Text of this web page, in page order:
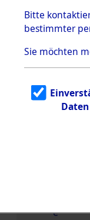
5.3.1
zu
en
5.3.2
g
5.3.3
e
Bitte
bestimmter
Sie möchten